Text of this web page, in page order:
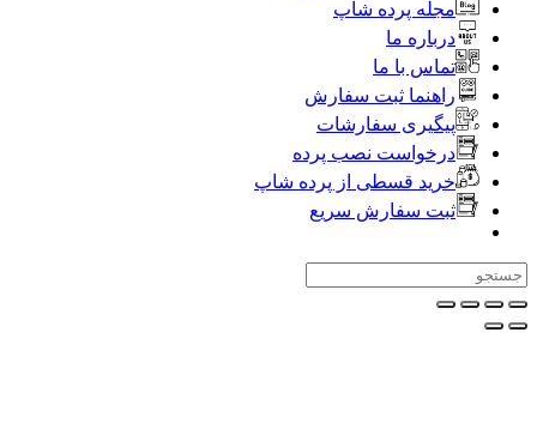
پرده شاپ
ما
با ما
ثبت سفارش
سفارشات
نصب پرده
قسطی از پرده شاپ
سفارش سریع